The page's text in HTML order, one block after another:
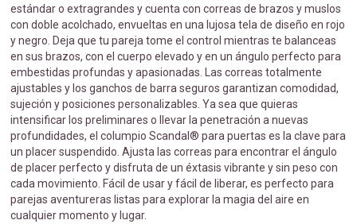
estándar o extragrandes y cuenta con correas de brazos y muslos
con doble acolchado, envueltas en una lujosa tela de diseño en rojo
y negro. Deja que tu pareja tome el control mientras te balanceas
en sus brazos, con el cuerpo elevado y en un ángulo perfecto para
embestidas profundas y apasionadas. Las correas totalmente
ajustables y los ganchos de barra seguros garantizan comodidad,
sujeción y posiciones personalizables. Ya sea que quieras
intensificar los preliminares o llevar la penetración a nuevas
profundidades, el columpio Scandal® para puertas es la clave para
un placer suspendido. Ajusta las correas para encontrar el ángulo
de placer perfecto y disfruta de un éxtasis vibrante y sin peso con
cada movimiento. Fácil de usar y fácil de liberar, es perfecto para
parejas aventureras listas para explorar la magia del aire en
cualquier momento y lugar.